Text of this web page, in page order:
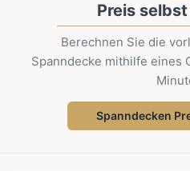
Preis
Berechnen Sie die
Spanndecke mithilfe eines
Spanndecken